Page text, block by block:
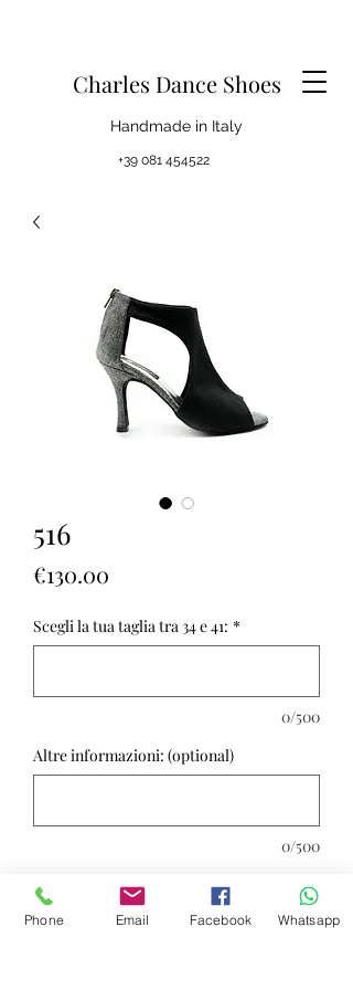
Charles Dance Shoes
Handmade in Italy
+39 081 454522
516
€130.00
Scegli la tua taglia tra 34 e 41: *
0/500
Altre informazioni: (optional)
0/500
Quantity
Phone Email Facebook Whatsapp